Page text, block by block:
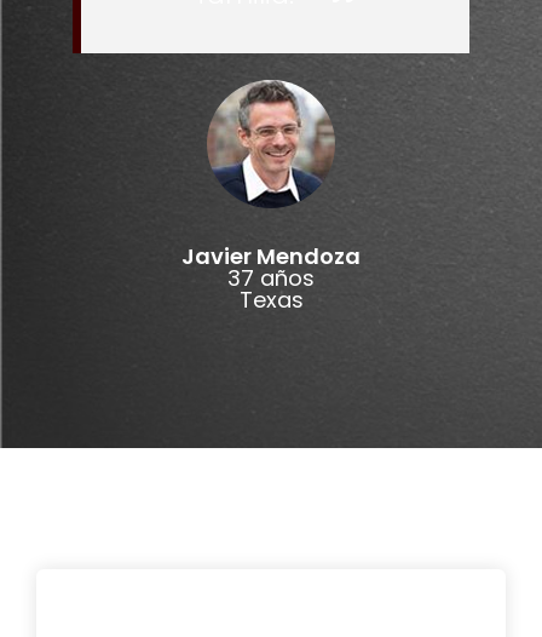
Javier Mendoza
37 años
Texas